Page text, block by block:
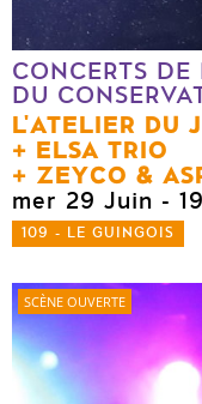
CONCERTS
DU
L'ATELIER DU
ELSA TRIO
ZEYCO &
mer 29 Juin -
109 - LE GUINGOIS
SCÈNE OUVERTE